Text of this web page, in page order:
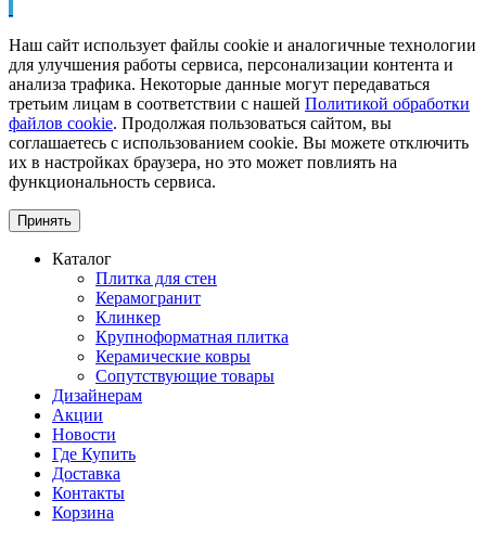
Наш сайт использует файлы cookie и аналогичные технологии
для улучшения работы сервиса, персонализации контента и
анализа трафика. Некоторые данные могут передаваться
третьим лицам в соответствии с нашей Политикой обработки
файлов cookie. Продолжая пользоваться сайтом, вы
соглашаетесь с использованием cookie. Вы можете отключить
их в настройках браузера, но это может повлиять на
функциональность сервиса.
Принять
Каталог
Плитка для стен
Керамогранит
Клинкер
Крупноформатная плитка
Керамические ковры
Сопутствующие товары
Дизайнерам
Акции
Новости
Где Купить
Доставка
Контакты
Корзина